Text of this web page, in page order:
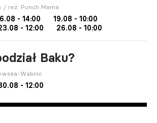
reż. Punch Mama
- 14:00
19.08 - 10:00
- 12:00 26.08 - 10:00
Baku?
Wabnic
- 12:00